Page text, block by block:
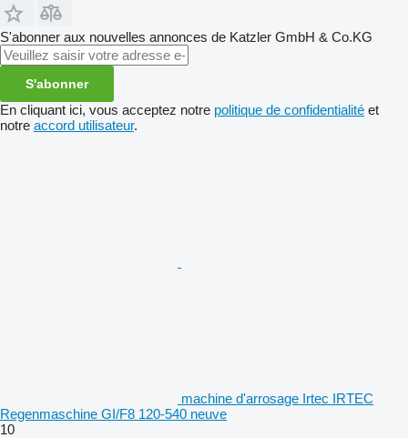
S'abonner aux nouvelles annonces de Katzler GmbH & Co.KG
S'abonner
En cliquant ici, vous acceptez notre politique de confidentialité et
notre accord utilisateur.
machine d'arrosage Irtec IRTEC
Regenmaschine GI/F8 120-540 neuve
10